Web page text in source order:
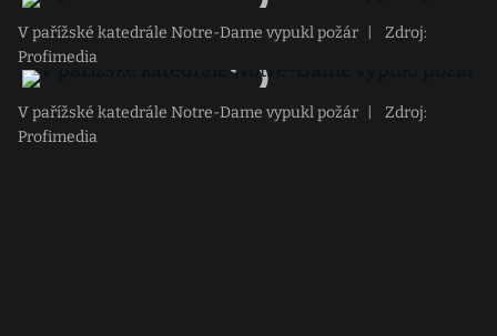
V pařížské katedrále Notre-Dame vypukl požár
Zdroj:
Profimedia
V pařížské katedrále Notre-Dame vypukl požár
Zdroj:
Profimedia